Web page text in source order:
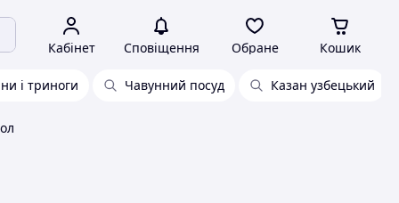
Кабінет Сповіщення Обране Кошик
і триноги Чавунний посуд Казан узбецький